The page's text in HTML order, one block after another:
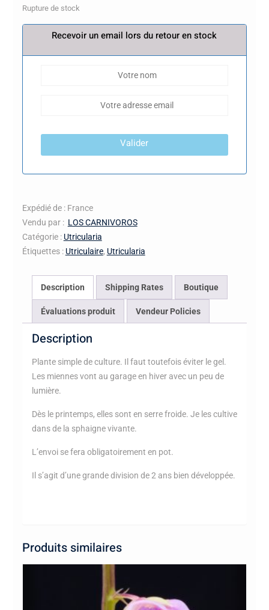
Rupture de stock
Recevoir un email lors du retour en stock
Valider
Expédié de : France
Vendu par : LOS CARNIVOROS
Catégorie : Utricularia
Étiquettes : Utriculaire, Utricularia
Description Shipping Rates Boutique
Évaluations produit Vendeur Policies
Description
Plante simple de culture. Il faut toutefois éviter le gel.
Les miennes vont au garage en hiver avec un peu de
lumière.
Dès le printemps, elles sont en serre froide. Je les cultive
dans de la sphaigne vivante.
L’envoi se fera obligatoirement en pot.
Il s’agit d’une grande division de 2 ans bien développée.
Produits similaires